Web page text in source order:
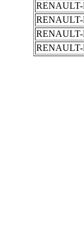
RENAULT-
RENAULT-
RENAULT-
RENAULT-